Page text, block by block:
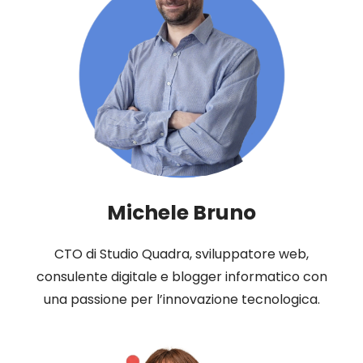
Michele Bruno
CTO di Studio Quadra, sviluppatore web,
consulente digitale e blogger informatico con
una passione per l’innovazione tecnologica.